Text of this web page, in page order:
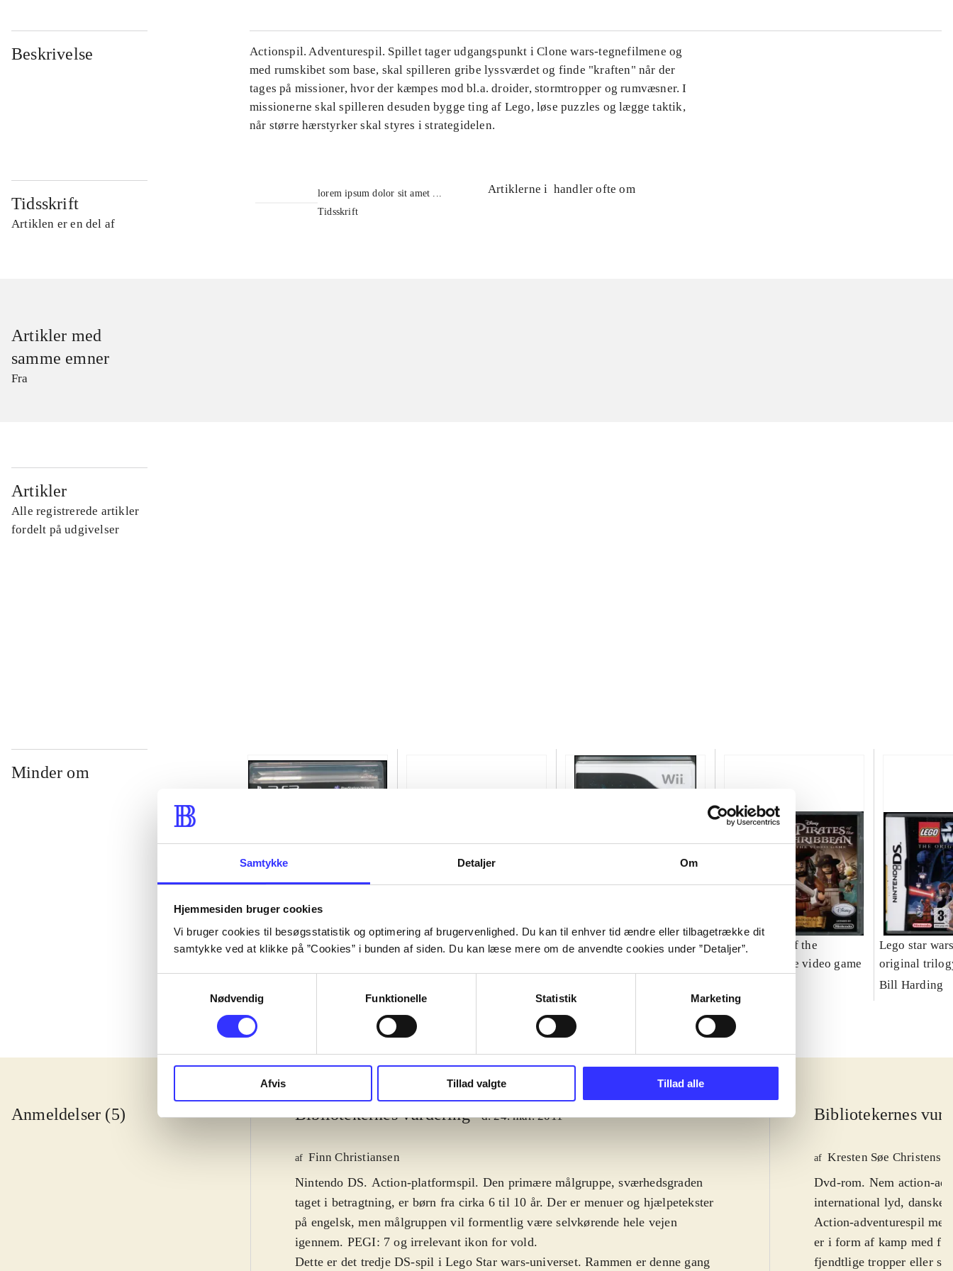
Samtykke Detaljer Om
Hjemmesiden bruger cookies
Vi bruger cookies til besøgsstatistik og optimering af brugervenlighed. Du kan til enhver tid ændre eller tilbagetrække dit
samtykke ved at klikke på ”Cookies” i bunden af siden. Du kan læse mere om de anvendte cookies under ”Detaljer”.
Nødvendig
Funktionelle Statistik Marketing
Afvis Tillad valgte Tillad alle
Beskrivelse
Actionspil. Adventurespil. Spillet tager udgangspunkt i Clone wars-tegnefilmene og
med rumskibet som base, skal spilleren gribe lyssværdet og finde "kraften" når der
tages på missioner, hvor der kæmpes mod bl.a. droider, stormtropper og rumvæsner. I
missionerne skal spilleren desuden bygge ting af Lego, løse puzzles og lægge taktik,
når større hærstyrker skal styres i strategidelen.
Tidsskrift
Artiklen er en del af
lorem ipsum dolor sit amet ...
Tidsskrift
Artiklerne i handler ofte om
Artikler med
samme emner
Fra
Artikler
Alle registrerede artikler
fordelt på udgivelser
Minder om
Lego The lord of the rings
Transformers - dark of the
Lego star wars - the
Lego Pirates of the
Caribbean : the video game
Lego star
original
Bill Harding
Anmeldelser (5) Bibliotekernes vurdering d. 24. mar. 2011
af Finn Christiansen
Nintendo DS. Action-platformspil. Den primære målgruppe, sværhedsgraden
taget i betragtning, er børn fra cirka 6 til 10 år. Der er menuer og hjælpetekster
på engelsk, men målgruppen vil formentlig være selvkørende hele vejen
igennem. PEGI: 7 og irrelevant ikon for vold.
Dette er det tredje DS-spil i Lego Star wars-universet. Rammen er denne gang
Bibliotekernes
af Kresten Søe
Dvd-rom. Nem action-
international lyd, danske
Action-adventurespil
er i form af kamp med fx
fjendtlige tropper eller